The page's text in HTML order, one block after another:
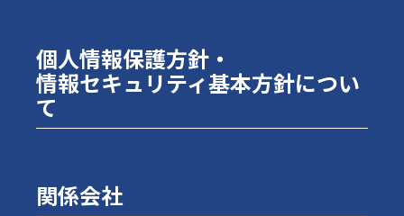
個人情報保護方針・
情報セキュリティ基本方針につい
て
関係会社